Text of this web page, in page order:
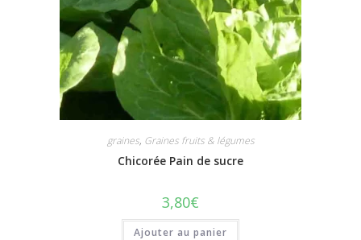
graines, Graines fruits & légumes
Chicorée Pain de sucre
3,80€
Ajouter au panier